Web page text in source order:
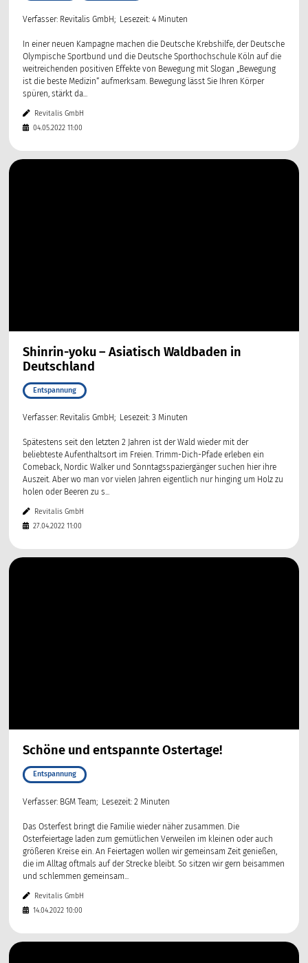
Verfasser: Revitalis GmbH; Lesezeit: 4 Minuten
In einer neuen Kampagne machen die Deutsche Krebshilfe, der Deutsche
Olympische Sportbund und die Deutsche Sporthochschule Köln auf die
weitreichenden positiven Effekte von Bewegung mit Slogan „Bewegung
ist die beste Medizin“ aufmerksam. Bewegung lässt Sie Ihren Körper
spüren, stärkt da...
Revitalis GmbH
04.05.2022 11:00
Shinrin-yoku – Asiatisch Waldbaden in
Deutschland
Entspannung
Verfasser: Revitalis GmbH; Lesezeit: 3 Minuten
Spätestens seit den letzten 2 Jahren ist der Wald wieder mit der
beliebteste Aufenthaltsort im Freien. Trimm-Dich-Pfade erleben ein
Comeback, Nordic Walker und Sonntagsspaziergänger suchen hier ihre
Auszeit. Aber wo man vor vielen Jahren eigentlich nur hinging um Holz zu
holen oder Beeren zu s...
Revitalis GmbH
27.04.2022 11:00
Schöne und entspannte Ostertage!
Entspannung
Verfasser: BGM Team; Lesezeit: 2 Minuten
Das Osterfest bringt die Familie wieder näher zusammen. Die
Osterfeiertage laden zum gemütlichen Verweilen im kleinen oder auch
größeren Kreise ein. An Feiertagen wollen wir gemeinsam Zeit genießen,
die im Alltag oftmals auf der Strecke bleibt. So sitzen wir gern beisammen
und schlemmen gemeinsam...
Revitalis GmbH
14.04.2022 10:00